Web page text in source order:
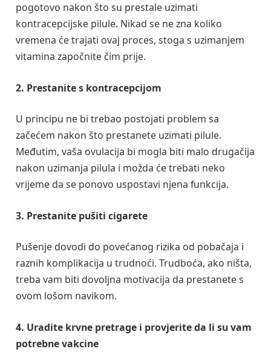
pogotovo nakon što su prestale uzimati
kontracepcijske pilule. Nikad se ne zna koliko
vremena će trajati ovaj proces, stoga s uzimanjem
vitamina započnite čim prije.
2. Prestanite s kontracepcijom
U principu ne bi trebao postojati problem sa
začećem nakon što prestanete uzimati pilule.
Međutim, vaša ovulacija bi mogla biti malo drugačija
nakon uzimanja pilula i možda će trebati neko
vrijeme da se ponovo uspostavi njena funkcija.
3. Prestanite pušiti cigarete
Pušenje dovodi do povećanog rizika od pobačaja i
raznih komplikacija u trudnoći. Trudboća, ako ništa,
treba vam biti dovoljna motivacija da prestanete s
ovom lošom navikom.
4. Uradite krvne pretrage i provjerite da li su vam
potrebne vakcine